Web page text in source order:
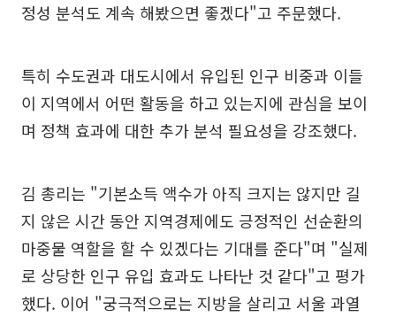
정성 분석도 계속 해봤으면 좋겠다"고 주문했다.
특히 수도권과 대도시에서 유입된 인구 비중과 이들
이 지역에서 어떤 활동을 하고 있는지에 관심을 보이
며 정책 효과에 대한 추가 분석 필요성을 강조했다.
김 총리는 "기본소득 액수가 아직 크지는 않지만 길
지 않은 시간 동안 지역경제에도 긍정적인 선순환의
마중물 역할을 할 수 있겠다는 기대를 준다"며 "실제
로 상당한 인구 유입 효과도 나타난 것 같다"고 평가
했다. 이어 "궁극적으로는 지방을 살리고 서울 과열